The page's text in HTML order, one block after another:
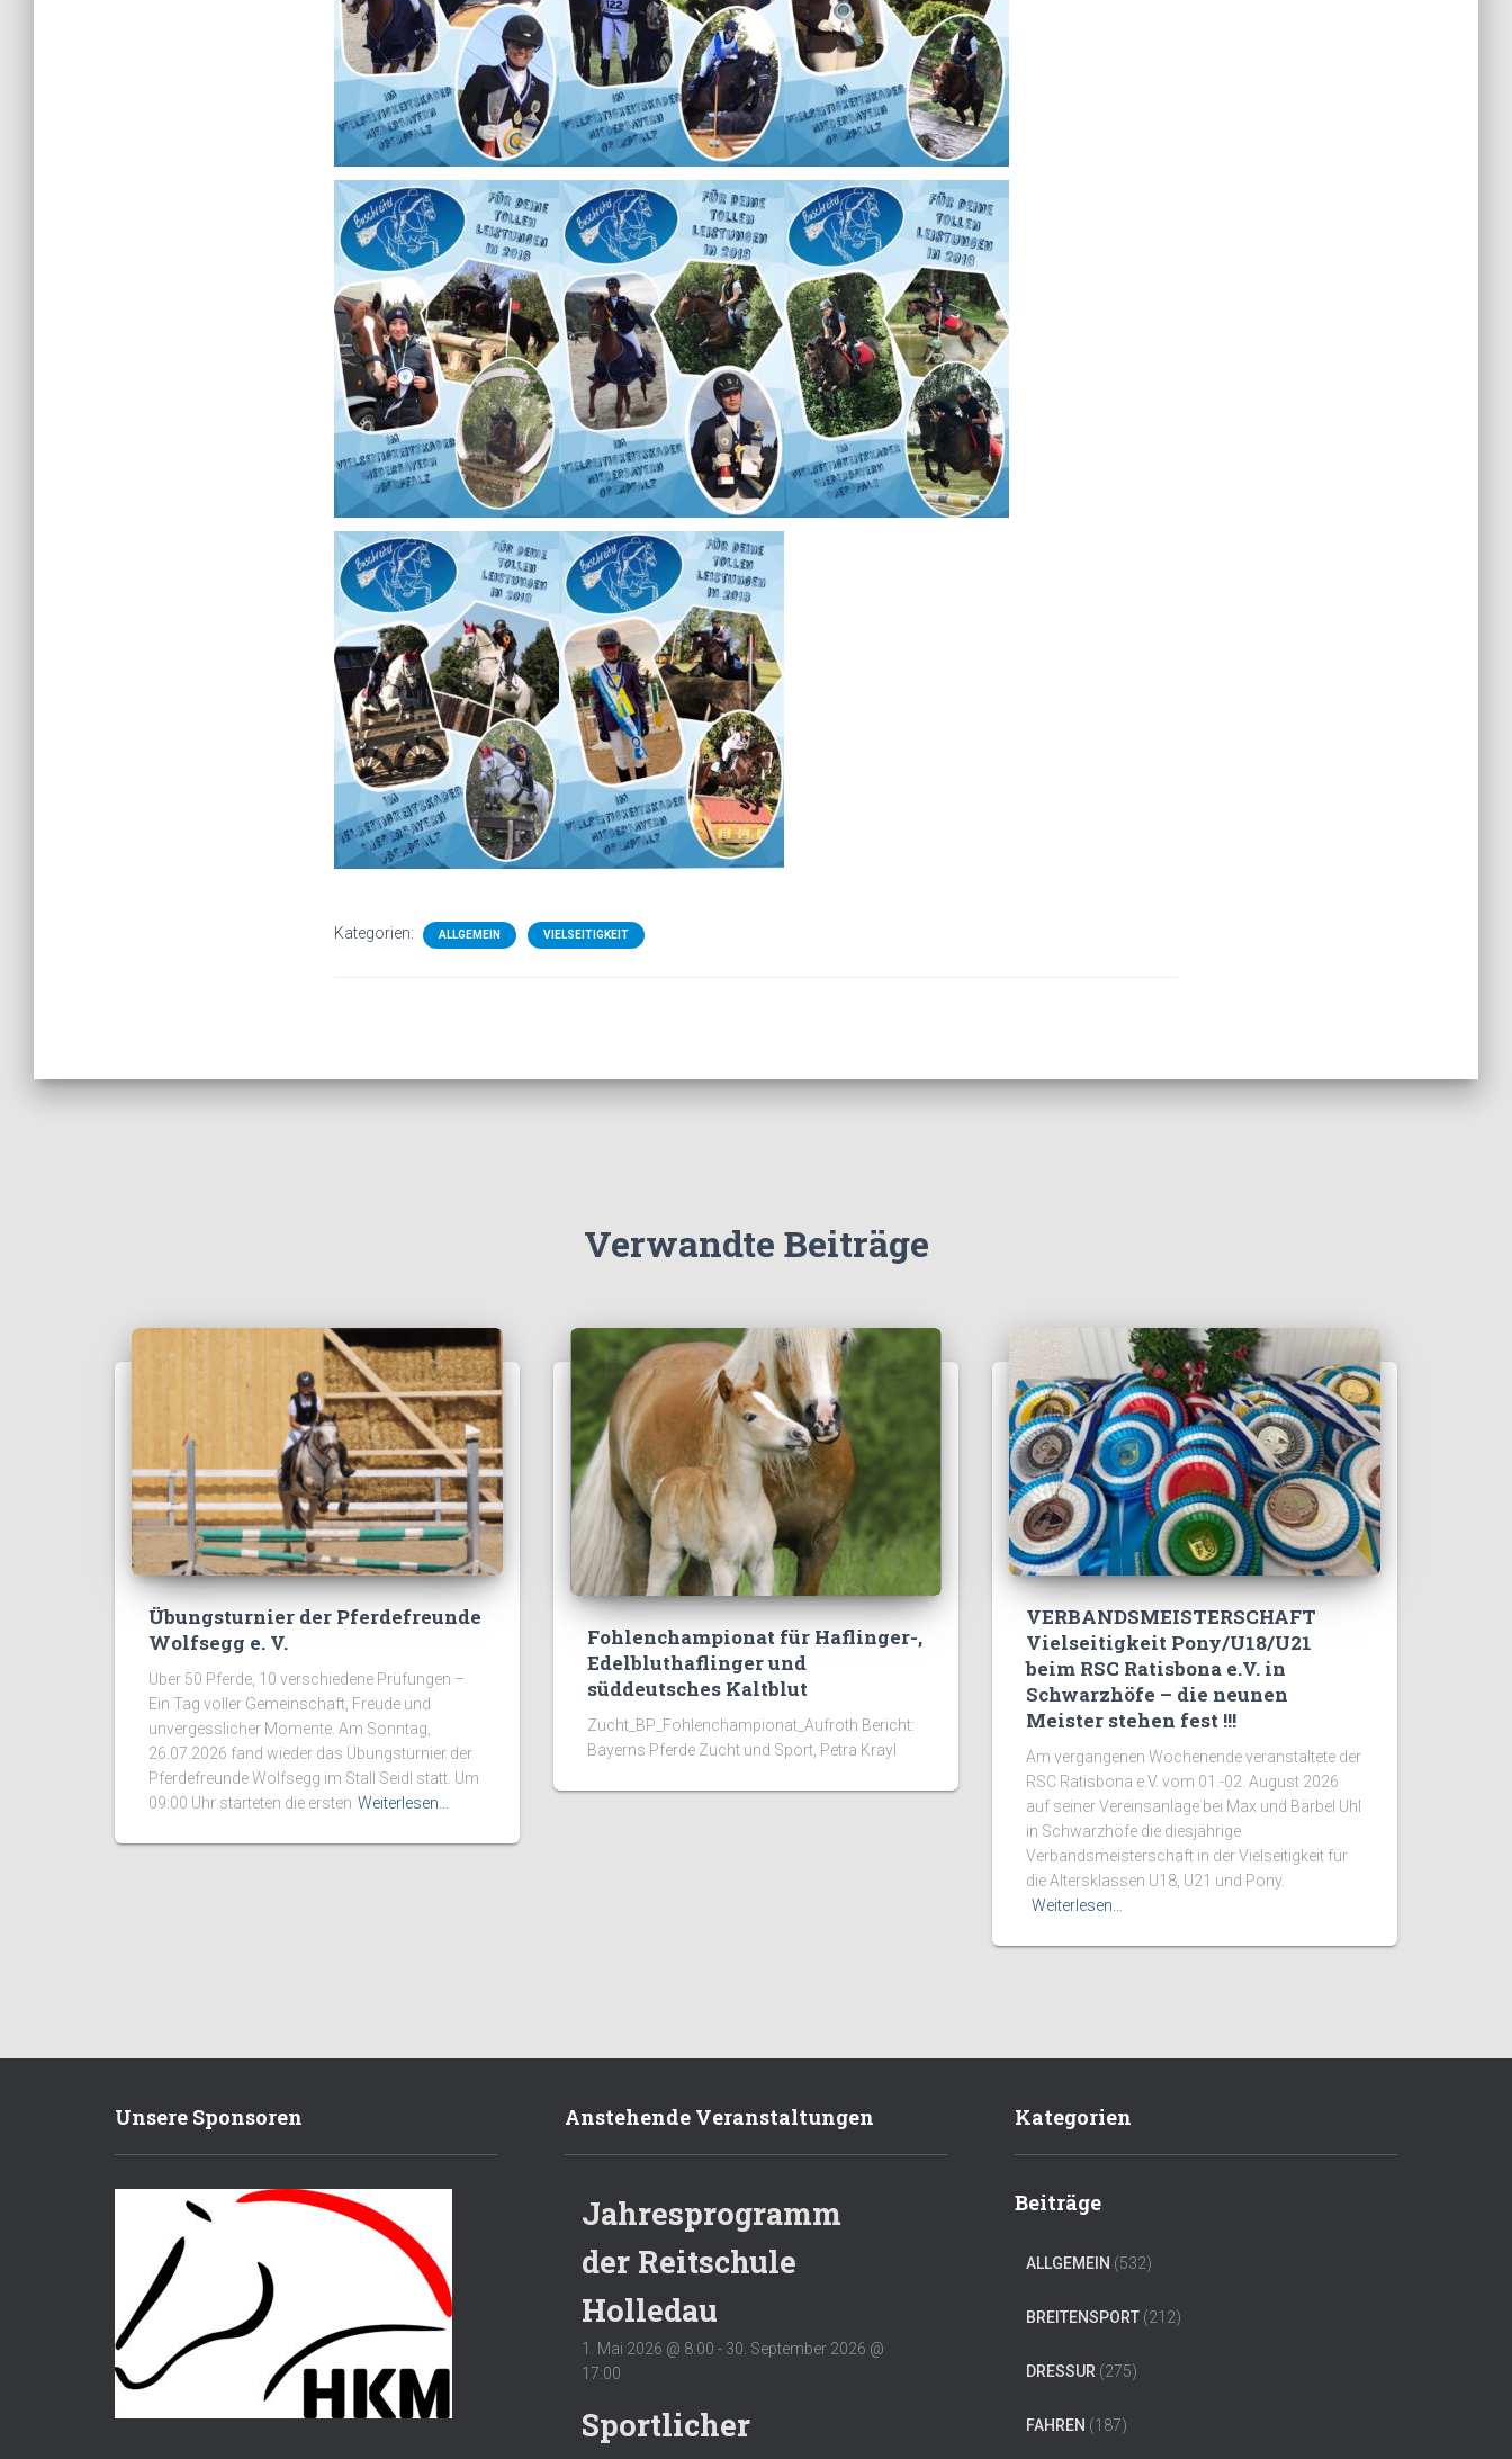
Kategorien: ALLGEMEIN VIELSEITIGKEIT
Verwandte Beiträge
Übungsturnier der Pferdefreunde
Wolfsegg e. V.
Über 50 Pferde, 10 verschiedene Prüfungen –
Ein Tag voller Gemeinschaft, Freude und
unvergesslicher Momente. Am Sonntag,
26.07.2026 fand wieder das Übungsturnier der
Pferdefreunde Wolfsegg im Stall Seidl statt. Um
09:00 Uhr starteten die ersten Weiterlesen…
Fohlenchampionat für Haflinger-,
Edelbluthaflinger und
süddeutsches Kaltblut
Zucht_BP_Fohlenchampionat_Aufroth Bericht:
Bayerns Pferde Zucht und Sport, Petra Krayl
VERBANDSMEISTERSCHAFT
Vielseitigkeit Pony/U18/U21
beim RSC Ratisbona e.V. in
Schwarzhöfe – die neunen
Meister stehen fest !!!
Am vergangenen Wochenende veranstaltete der
RSC Ratisbona e.V. vom 01.-02. August 2026
auf seiner Vereinsanlage bei Max und Bärbel Uhl
in Schwarzhöfe die diesjährige
Verbandsmeisterschaft in der Vielseitigkeit für
die Altersklassen U18, U21 und Pony.
Weiterlesen…
Unsere Sponsoren Anstehende Veranstaltungen
Jahresprogramm
der Reitschule
Holledau
1. Mai 2026 @ 8:00 - 30. September 2026 @
17:00
Sportlicher
Kategorien
Beiträge
ALLGEMEIN (532)
BREITENSPORT (212)
DRESSUR (275)
FAHREN (187)